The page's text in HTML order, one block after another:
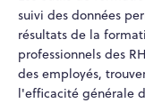
suivi des données
résultats de la
professionnels des
des employés,
l'efficacité générale